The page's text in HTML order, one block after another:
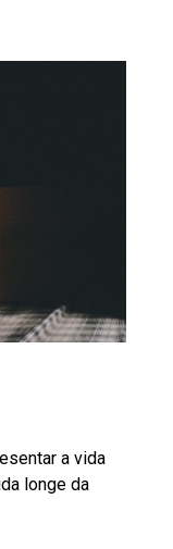
a vida
longe da